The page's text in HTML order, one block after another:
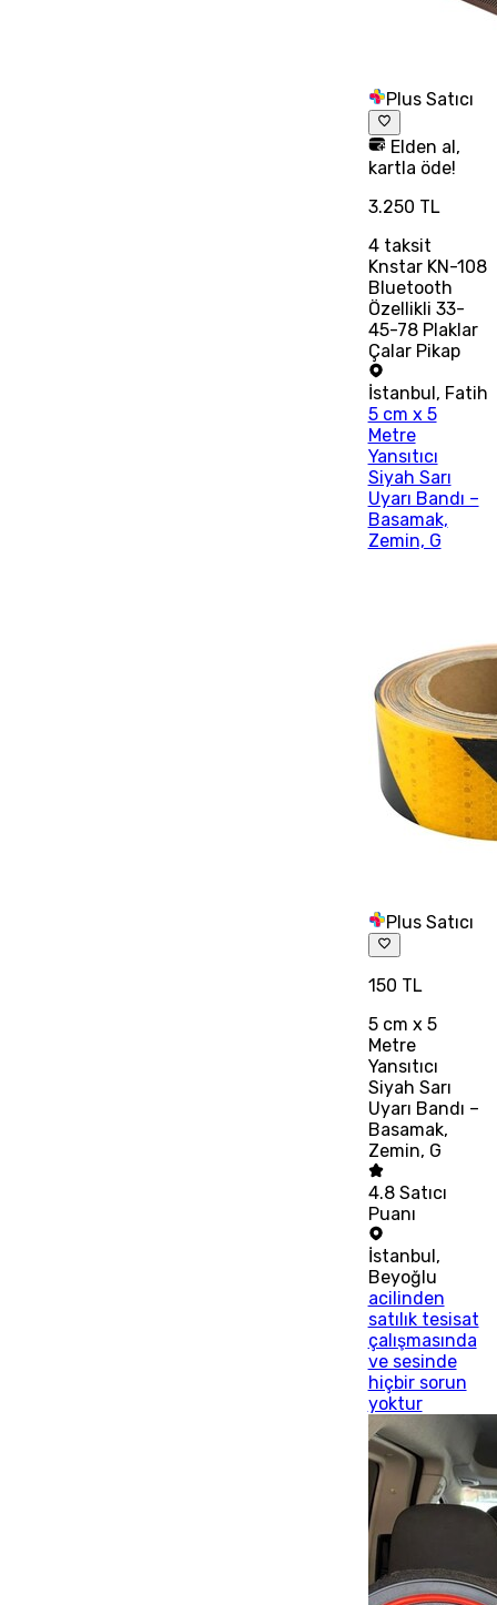
Plus Satıcı
Elden al,
kartla öde!
3.250 TL
4taksit
Knstar KN-108
Bluetooth
Özellikli 33-
45-78 Plaklar
Çalar Pikap
İstanbul, Fatih
5 cm x 5
Metre
Yansıtıcı
Siyah Sarı
Uyarı Bandı –
Basamak,
Zemin, G
Plus Satıcı
150 TL
5 cm x 5
Metre
Yansıtıcı
Siyah Sarı
Uyarı Bandı –
Basamak,
Zemin, G
4.8 Satıcı
Puanı
İstanbul,
Beyoğlu
acilinden
satılık tesisat
çalışmasında
ve sesinde
hiçbir sorun
yoktur